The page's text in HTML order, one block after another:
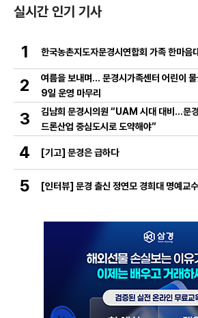
실시간 인기 기사
1 한국농촌지도자문경시연합회 가족 한마음
2
여름을 보내며… 문경시가족센터 어린이 물
9일 운영 마무리
3
김남희 문경시의원 “UAM 시대 대비…문
드론산업 중심도시로 도약해야”
4 [기고] 문경은 급하다
5 [인터뷰] 문경 출신 정연모 경희대 명예교수